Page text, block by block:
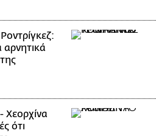
Χεορχίνα
ότι